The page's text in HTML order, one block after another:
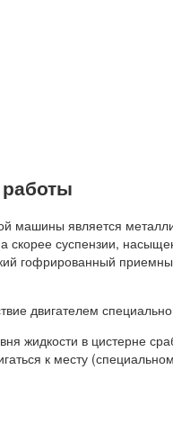
машины является
скорее суспензии,
гофрированный
двигателем
жидкости в цистерне
к месту